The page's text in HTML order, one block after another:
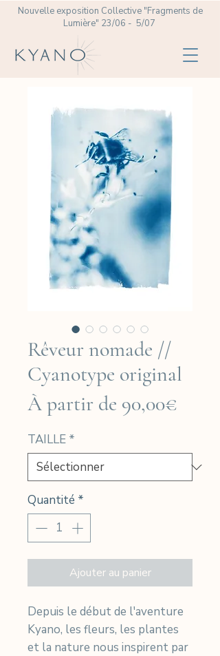
Nouvelle exposition Collective "Fragments de
Lumière" 23/06 - 5/07
Rêveur nomade //
Cyanotype original
À partir de 90,00€
TAILLE *
Quantité *
Ajouter au panier
Depuis le début de l'aventure
Kyano, les fleurs, les plantes
et la nature nous inspirent par